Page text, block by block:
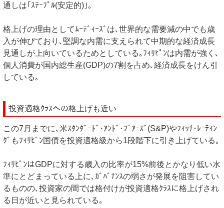
通しは｢ｽﾃｰﾌﾟﾙ(安定的)｣｡
格上げの理由としてﾑｰﾃﾞｨｰｽﾞは､世界的な需要減の中でも歳
入が伸びており､堅調な内需に支えられて中期的な経済成長
見通しが上向いているためとしている｡ﾌｨﾘﾋﾟﾝは内需が強く､
個人消費が国内総生産(GDP)の7割を占め､経済成長をけん引
している｡
投資適格ｸﾗｽへの格上げも近い
この7月までに､米ｽﾀﾝﾀﾞｰﾄﾞ･ｱﾝﾄﾞ･ﾌﾟｱｰｽﾞ(S&P)やﾌｨｯﾁ･ﾚｰﾃｨﾝ
ｸﾞもﾌｨﾘﾋﾟﾝ国債を投資適格級から1段階下に引き上げている｡
ﾌｨﾘﾋﾟﾝはGDPに対する歳入の比率が15%前後とかなり低い水
準にとどまっている上に､ｶﾞﾊﾞﾅﾝｽの弱さが発展を阻害してい
るものの､投資家の間では格付けが投資適格ｸﾗｽに格上げされ
る日が近いと見られている｡